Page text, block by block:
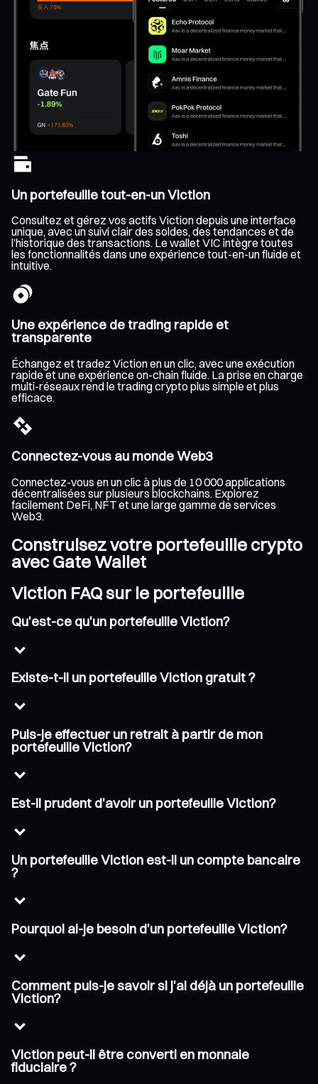
Un portefeuille tout-en-un Viction
Consultez et gérez vos actifs Viction depuis une interface
unique, avec un suivi clair des soldes, des tendances et de
l’historique des transactions. Le wallet VIC intègre toutes
les fonctionnalités dans une expérience tout-en-un fluide et
intuitive.
Une expérience de trading rapide et
transparente
Échangez et tradez Viction en un clic, avec une exécution
rapide et une expérience on-chain fluide. La prise en charge
multi-réseaux rend le trading crypto plus simple et plus
efficace.
Connectez-vous au monde Web3
Connectez-vous en un clic à plus de 10 000 applications
décentralisées sur plusieurs blockchains. Explorez
facilement DeFi, NFT et une large gamme de services
Web3.
Construisez votre portefeuille crypto
avec Gate Wallet
Viction FAQ sur le portefeuille
Qu'est-ce qu'un portefeuille Viction?
Existe-t-il un portefeuille Viction gratuit ?
Puis-je effectuer un retrait à partir de mon
portefeuille Viction?
Est-il prudent d'avoir un portefeuille Viction?
Un portefeuille Viction est-il un compte bancaire
?
Pourquoi ai-je besoin d'un portefeuille Viction?
Comment puis-je savoir si j'ai déjà un portefeuille
Viction?
Viction peut-il être converti en monnaie
fiduciaire ?